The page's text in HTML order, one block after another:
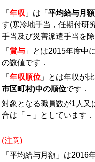
「 年収 」は「 平均給与月
す(寒冷地手当，任期付研
手当及び災害派遣手当を除
「 賞与 」とは2015年度中
の数値です．
「 年収順位 」とは年収が
市区町村)中の順位です．
対象となる職員数が1人又
合は「－」としています．
(注意)
「平均給与月額」は2016